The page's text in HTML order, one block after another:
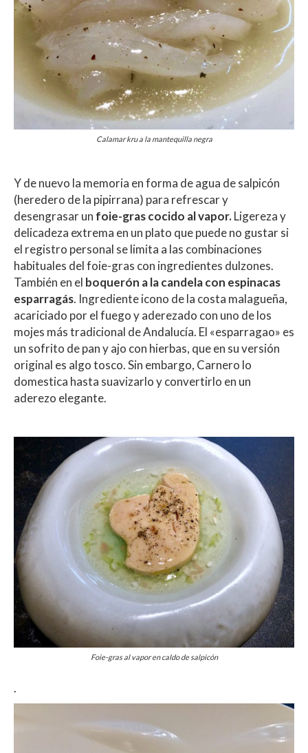
Calamar kru a la mantequilla negra
Y de nuevo la memoria en forma de agua de salpicón
(heredero de la pipirrana) para refrescar y
desengrasar un foie-gras cocido al vapor.Ligereza y
delicadeza extrema en un plato que puede no gustar si
el registro personal se limita a las combinaciones
habituales del foie-gras con ingredientes dulzones.
También en el boquerón a la candela con espinacas
esparragás. Ingrediente icono de la costa malagueña,
acariciado por el fuego y aderezado con uno de los
mojes más tradicional de Andalucía. El «esparragao» es
un sofrito de pan y ajo con hierbas, que en su versión
original es algo tosco. Sin embargo, Carnero lo
domestica hasta suavizarlo y convertirlo en un
aderezo elegante.
Foie-gras al vapor en caldo de salpicón
.